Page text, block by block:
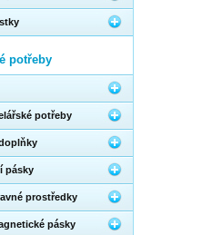
potřeby
potřeby
pásky
prostředky
pásky